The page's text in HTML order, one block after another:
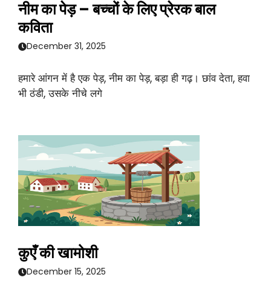
नीम का पेड़ – बच्चों के लिए प्रेरक बाल
कविता
December 31, 2025
हमारे आंगन में है एक पेड़, नीम का पेड़, बड़ा ही गढ़। छांव देता, हवा
भी ठंडी, उसके नीचे लगे
कुएँ की खामोशी
December 15, 2025